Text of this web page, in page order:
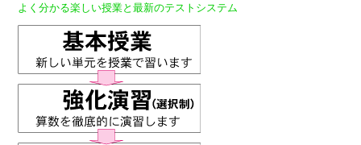
よく分かる楽しい授業と最新のテストシステム